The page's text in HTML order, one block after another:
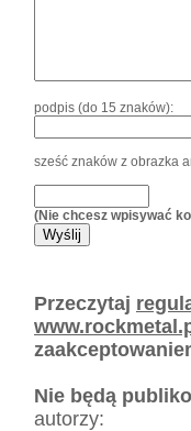
podpis (do 15 znaków):
sześć znaków z obrazka
(Nie chcesz wpisywać
Przeczytaj
Nie będą
autorzy: